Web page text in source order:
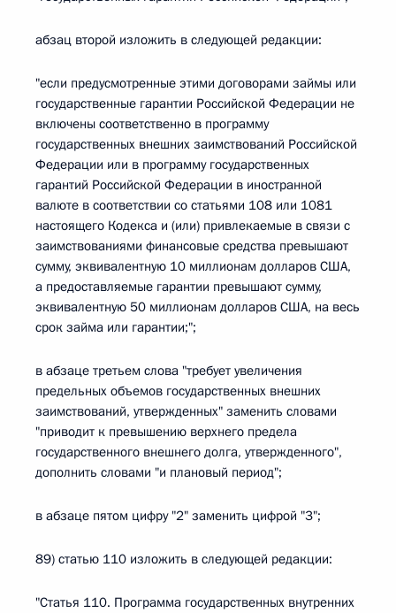
абзац второй изложить в следующей редакции:
"если предусмотренные этими договорами займы или
государственные гарантии Российской Федерации не
включены соответственно в программу
государственных внешних заимствований Российской
Федерации или в программу государственных
гарантий Российской Федерации в иностранной
валюте в соответствии со статьями 108 или 1081
настоящего Кодекса и (или) привлекаемые в связи с
заимствованиями финансовые средства превышают
сумму, эквивалентную 10 миллионам долларов США,
а предоставляемые гарантии превышают сумму,
эквивалентную 50 миллионам долларов США, на весь
срок займа или гарантии;";
в абзаце третьем слова "требует увеличения
предельных объемов государственных внешних
заимствований, утвержденных" заменить словами
"приводит к превышению верхнего предела
государственного внешнего долга, утвержденного",
дополнить словами "и плановый период";
в абзаце пятом цифру "2" заменить цифрой "3";
89) статью 110 изложить в следующей редакции:
"Статья 110. Программа государственных внутренних